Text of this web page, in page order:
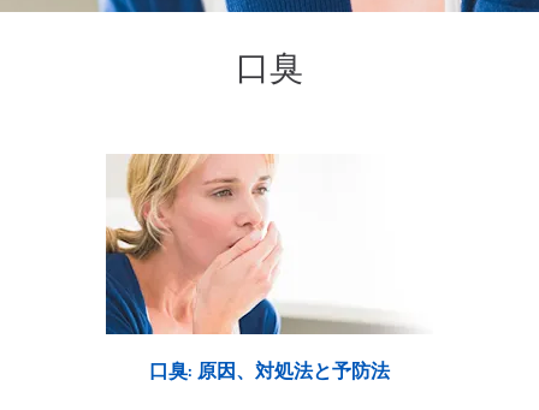
口臭
口臭: 原因、対処法と予防法